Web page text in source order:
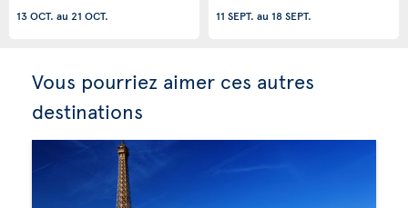
13 OCT. au 21 OCT.
11 SEPT. au 18 SEPT.
Vous pourriez aimer ces autres
destinations